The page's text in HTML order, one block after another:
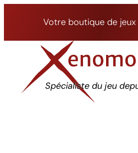
Votre boutique de jeux
Spécialiste du jeu